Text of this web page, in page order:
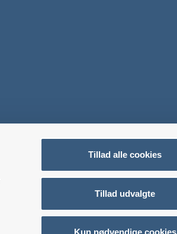
Tillad alle cookies
Tillad udvalgte
Kun nødvendige cookies